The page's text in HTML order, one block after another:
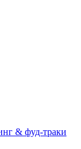
& фуд-траки